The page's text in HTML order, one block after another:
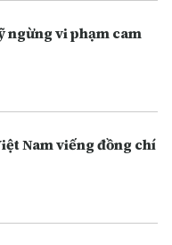
ngừng vi phạm cam
Nam viếng đồng chí